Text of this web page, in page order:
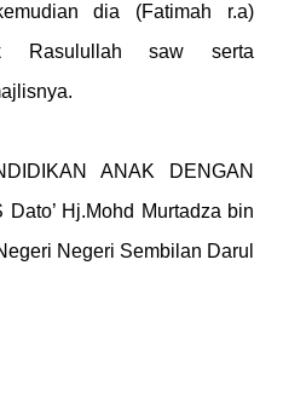
dia (Fatimah r.a)
Rasulullah saw serta
ANAK DENGAN
Hj.Mohd Murtadza bin
Negeri Sembilan Darul